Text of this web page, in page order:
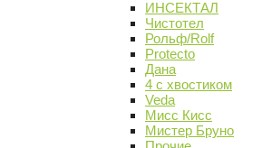
ИНСЕКТАЛ
Чистотел
Рольф/Rolf
Protecto
Дана
4 с хвостиком
Veda
Мисс Кисс
Мистер Бруно